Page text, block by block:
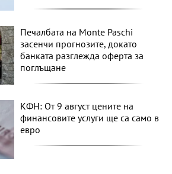
Печалбата на Monte Paschi
засенчи прогнозите, докато
банката разглежда оферта за
поглъщане
КФН: От 9 август цените на
финансовите услуги ще са само в
евро